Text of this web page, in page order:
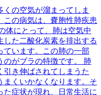
の空気が溜まってしま
この病気は、嚢胞性肺疾患
体にとって、肺は空気中
た二酸化炭素を排出する
ています。この肺の一部
のがブラの特徴です。 肺
引き伸ばされてしまうた
まくいかなくなります。そ
症状が現れ、日常生活に